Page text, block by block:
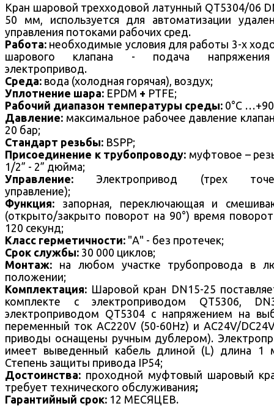
Кран шаровой трехходовой латунный QT5304/06
50 мм, используется для автоматизации
управления потоками рабочих сред.
Работа: необходимые условия для работы 3-х
шарового клапана - подача
электропривод.
Среда: вода (холодная горячая), воздух;
Уплотнение шара: EPDM + PTFE;
Рабочий диапазон температуры среды: 0°С
Давление: максимальное рабочее давление
20 бар;
Стандарт резьбы: BSPP;
Присоединение к трубопроводу: муфтовое –
1/2” - 2” дюйма;
Управление: Электропривод (трех
управление);
Функция: запорная, переключающая и
(открыто/закрыто поворот на 90°) время
120 секунд;
Класс герметичности: "А" - без протечек;
Срок службы: 30 000 циклов;
Монтаж: на любом участке трубопровода в
положении;
Комплектация: Шаровой кран DN15-25
комплекте с электроприводом QT5306,
электроприводом QT5304 с напряжением на
переменный ток AC220V (50-60Hz) и AC24V/
приводы оснащены ручным дублером).
имеет выведенный кабель длиной (L) длина 1
Степень защиты привода IP54;
Достоинства: проходной муфтовый шаровый
требует технического обслуживания;
Гарантийный срок: 12 МЕСЯЦЕВ.